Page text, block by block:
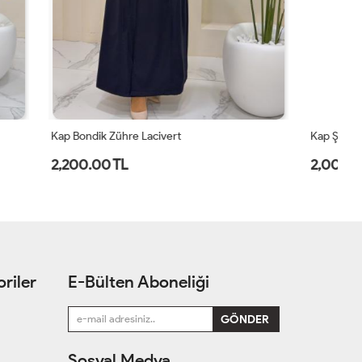
Kap Şimal Deri Kahverengi
2,000.00 TL
E-Bülten Aboneliği